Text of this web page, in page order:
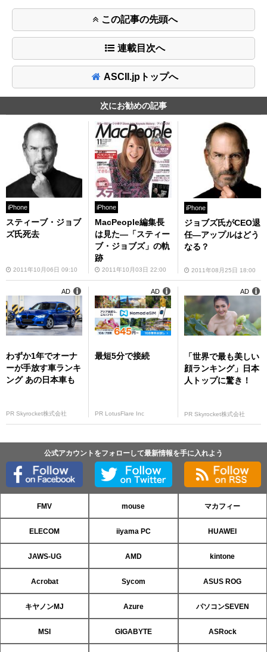
この記事の先頭へ
連載目次へ
ASCII.jpトップへ
次にお勧めの記事
iPhone
スティーブ・ジョブ
ズ氏死去
2011年10月06日 09:10
iPhone
MacPeople編集長
は見た—「スティー
ブ・ジョブズ」の軌
跡
2011年10月03日 22:00
iPhone
ジョブズ氏がCEO退
任—アップルはどう
なる？
2011年08月25日 18:00
わずか1年でオーナ
ーが手放す車ランキ
ング あの日本車も
PR Skyrocket株式会社
AD
最短5分で接続
PR LotusFlare Inc
AD
「世界で最も美しい
顔ランキング」日本
人トップに驚き！
PR Skyrocket株式会社
AD
公式アカウントをフォローして最新情報を手に入れよう
FMV mouse マカフィー
ELECOM iiyama PC HUAWEI
JAWS-UG AMD kintone
Acrobat Sycom ASUS ROG
キヤノンMJ Azure パソコンSEVEN
MSI GIGABYTE ASRock